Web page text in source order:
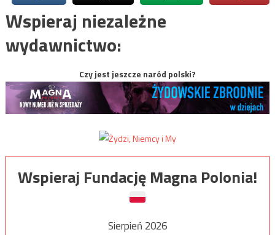
Wspieraj niezależne
wydawnictwo:
Czy jest jeszcze naród polski?
Wspieraj Fundację Magna Polonia!
Sierpień 2026